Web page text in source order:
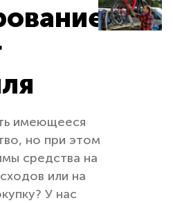
имеющееся
но при этом
средства на
или на
У нас